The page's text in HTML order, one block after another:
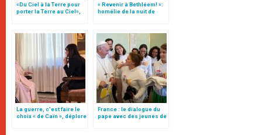
«Du Ciel à la Terre pour
porter la Terre au Ciel»,
« Revenir à Bethléem! »:
homélie de la nuit de
Noël (texte complet)
La guerre, c’est faire le
choix « de Caïn », déplore
France : le dialogue du
pape avec des jeunes de